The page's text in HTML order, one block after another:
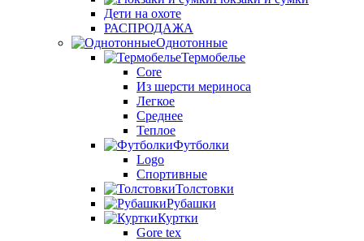
Дети на охоте
РАСПРОДАЖА
Однотонные
Термобелье
Core
Из шерсти мериноса
Легкое
Среднее
Теплое
Футболки
Logo
Спортивные
Толстовки
Рубашки
Куртки
Gore tex